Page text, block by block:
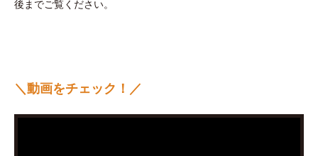
後までご覧ください。
＼動画をチェック！／